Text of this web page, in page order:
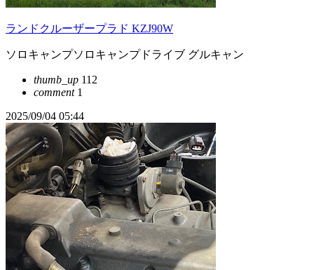
ランドクルーザープラド KZJ90W
ソロキャンプソロキャンプドライブ グルキャン
thumb_up 112
comment1
2025/09/04 05:44